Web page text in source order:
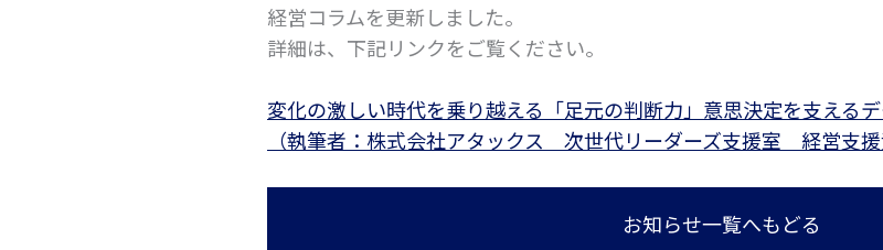
経営コラムを更新しました。
詳細は、下記リンクをご覧ください。
変化の激しい時代を乗り越える「足元の判断力」意思決定を支える
（執筆者：株式会社アタックス 次世代リーダーズ支援室 経営支
お知らせ一覧へもどる